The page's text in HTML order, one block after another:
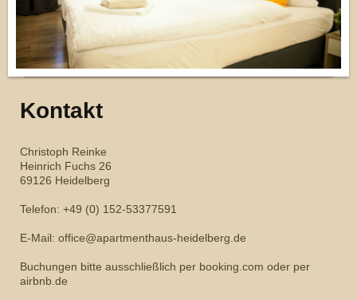
Kontakt
Christoph Reinke
Heinrich Fuchs 26
69126 Heidelberg
Telefon: +49 (0) 152-53377591
E-Mail: office@apartmenthaus-heidelberg.de
Buchungen bitte ausschließlich per booking.com oder per
airbnb.de